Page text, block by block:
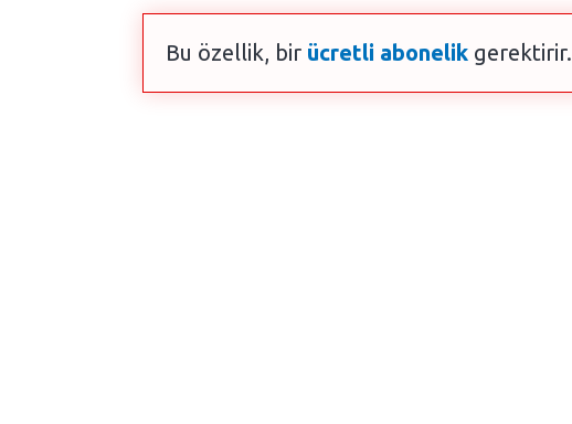
Bu özellik, bir ücretli abonelik gerektirir.